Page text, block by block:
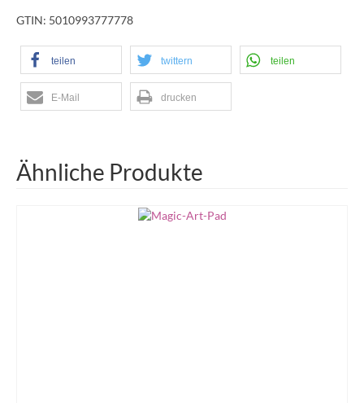
GTIN: 5010993777778
teilen twittern teilen
E-Mail drucken
Ähnliche Produkte